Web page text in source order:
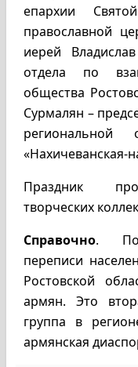
епархии
православной
иерей
отдела по
общества
Сурмалян –
региональной
«Нахичеванская-
Праздник
творческих
Справочно. По
переписи
Ростовской
армян. Это
группа в
армянская